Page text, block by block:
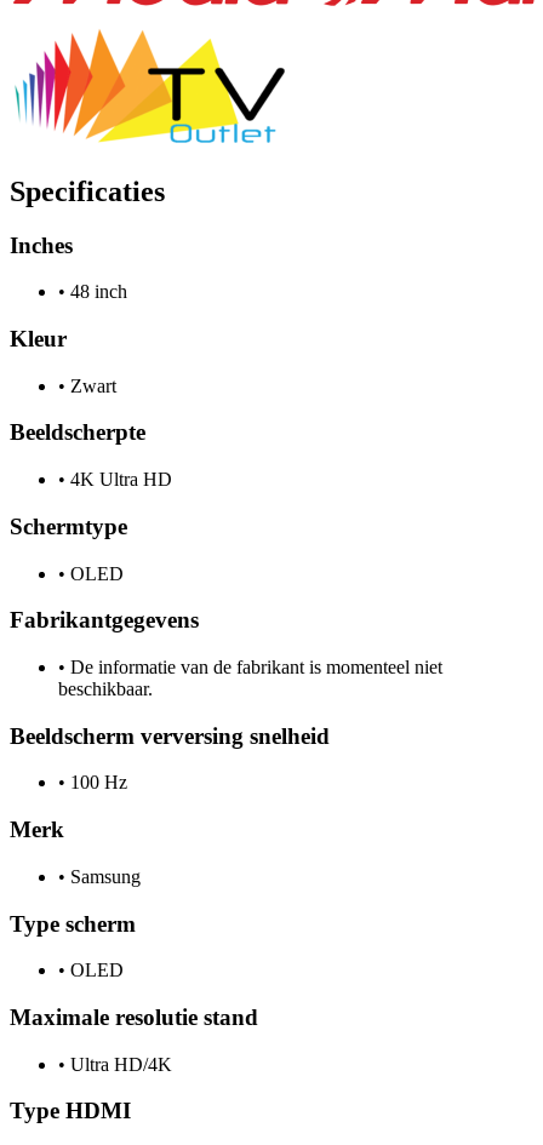
Specificaties
Inches
• 48 inch
Kleur
• Zwart
Beeldscherpte
• 4K Ultra HD
Schermtype
• OLED
Fabrikantgegevens
• De informatie van de fabrikant is momenteel niet
beschikbaar.
Beeldscherm verversing snelheid
• 100 Hz
Merk
• Samsung
Type scherm
• OLED
Maximale resolutie stand
• Ultra HD/4K
Type HDMI